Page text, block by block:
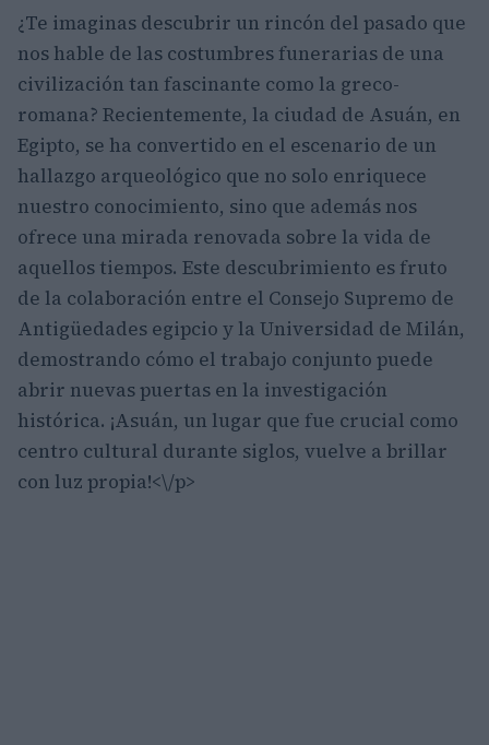
¿Te imaginas descubrir un rincón del pasado que
nos hable de las costumbres funerarias de una
civilización tan fascinante como la greco-
romana? Recientemente, la ciudad de Asuán, en
Egipto, se ha convertido en el escenario de un
hallazgo arqueológico que no solo enriquece
nuestro conocimiento, sino que además nos
ofrece una mirada renovada sobre la vida de
aquellos tiempos. Este descubrimiento es fruto
de la colaboración entre el Consejo Supremo de
Antigüedades egipcio y la Universidad de Milán,
demostrando cómo el trabajo conjunto puede
abrir nuevas puertas en la investigación
histórica. ¡Asuán, un lugar que fue crucial como
centro cultural durante siglos, vuelve a brillar
con luz propia!<\/p>